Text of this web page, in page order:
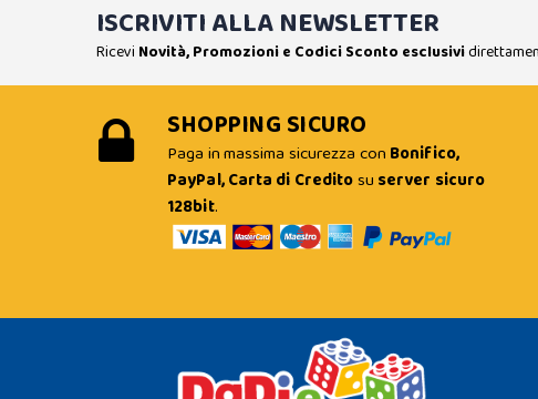
ISCRIVITI ALLA NEWSLETTER
Ricevi Novità, Promozioni e Codici Sconto esclusivi
SHOPPING SICURO
Paga in massima sicurezza con Bonifico,
PayPal, Carta di Creditosu server sicuro
128bit.